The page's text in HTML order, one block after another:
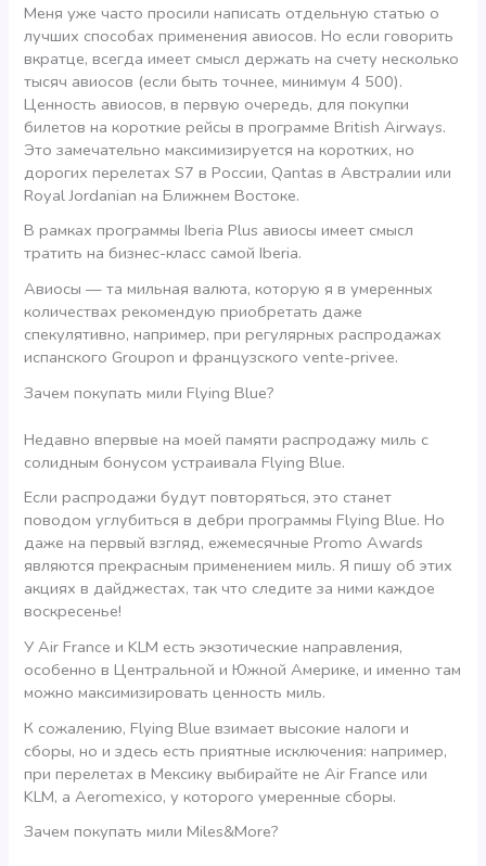
Меня уже часто просили написать отдельную статью о
лучших способах применения авиосов. Но если говорить
вкратце, всегда имеет смысл держать на счету несколько
тысяч авиосов (если быть точнее, минимум 4 500).
Ценность авиосов, в первую очередь, для покупки
билетов на короткие рейсы в программе British Airways.
Это замечательно максимизируется на коротких, но
дорогих перелетах S7 в России, Qantas в Австралии или
Royal Jordanian на Ближнем Востоке.
В рамках программы Iberia Plus авиосы имеет смысл
тратить на бизнес-класс самой Iberia.
Авиосы — та мильная валюта, которую я в умеренных
количествах рекомендую приобретать даже
спекулятивно, например, при регулярных распродажах
испанского Groupon и французского vente-privee.
Зачем покупать мили Flying Blue?
Недавно впервые на моей памяти распродажу миль с
солидным бонусом устраивала Flying Blue.
Если распродажи будут повторяться, это станет
поводом углубиться в дебри программы Flying Blue. Но
даже на первый взгляд, ежемесячные Promo Awards
являются прекрасным применением миль. Я пишу об этих
акциях в дайджестах, так что следите за ними каждое
воскресенье!
У Air France и KLM есть экзотические направления,
особенно в Центральной и Южной Америке, и именно там
можно максимизировать ценность миль.
К сожалению, Flying Blue взимает высокие налоги и
сборы, но и здесь есть приятные исключения: например,
при перелетах в Мексику выбирайте не Air France или
KLM, а Aeromexico, у которого умеренные сборы.
Зачем покупать мили Miles&More?